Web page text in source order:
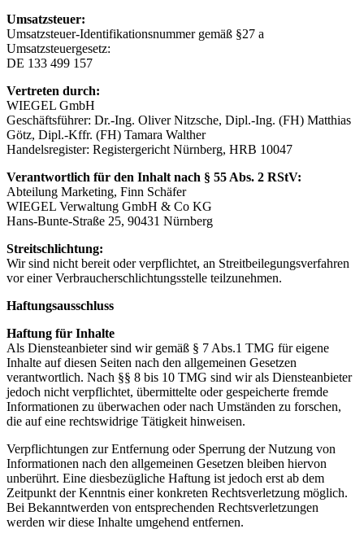
Umsatzsteuer:
Umsatzsteuer-Identifikationsnummer gemäß §27 a
Umsatzsteuergesetz:
DE 133 499 157
Vertreten durch:
WIEGEL GmbH
Geschäftsführer: Dr.-Ing. Oliver Nitzsche, Dipl.-Ing. (FH) Matthias
Götz, Dipl.-Kffr. (FH) Tamara Walther
Handelsregister: Registergericht Nürnberg, HRB 10047
Verantwortlich für den Inhalt nach § 55 Abs. 2 RStV:
Abteilung Marketing, Finn Schäfer
WIEGEL Verwaltung GmbH & Co KG
Hans-Bunte-Straße 25, 90431 Nürnberg
Streitschlichtung:
Wir sind nicht bereit oder verpflichtet, an Streitbeilegungsverfahren
vor einer Verbraucherschlichtungsstelle teilzunehmen.
Haftungsausschluss
Haftung für Inhalte
Als Diensteanbieter sind wir gemäß § 7 Abs.1 TMG für eigene
Inhalte auf diesen Seiten nach den allgemeinen Gesetzen
verantwortlich. Nach §§ 8 bis 10 TMG sind wir als Diensteanbieter
jedoch nicht verpflichtet, übermittelte oder gespeicherte fremde
Informationen zu überwachen oder nach Umständen zu forschen,
die auf eine rechtswidrige Tätigkeit hinweisen.
Verpflichtungen zur Entfernung oder Sperrung der Nutzung von
Informationen nach den allgemeinen Gesetzen bleiben hiervon
unberührt. Eine diesbezügliche Haftung ist jedoch erst ab dem
Zeitpunkt der Kenntnis einer konkreten Rechtsverletzung möglich.
Bei Bekanntwerden von entsprechenden Rechtsverletzungen
werden wir diese Inhalte umgehend entfernen.